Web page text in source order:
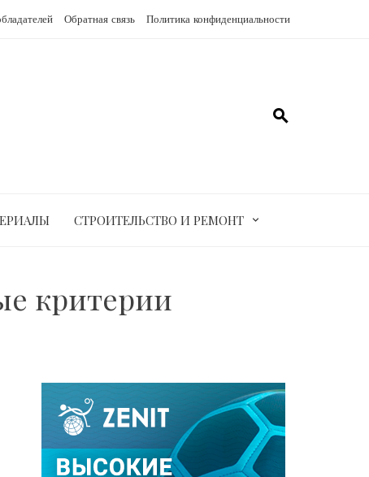
Обратная связь Политика конфиденциальности
СТРОИТЕЛЬСТВО И РЕМОНТ
критерии